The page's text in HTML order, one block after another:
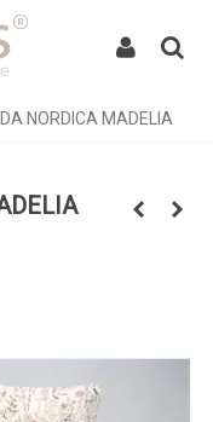
NORDICA MADELIA